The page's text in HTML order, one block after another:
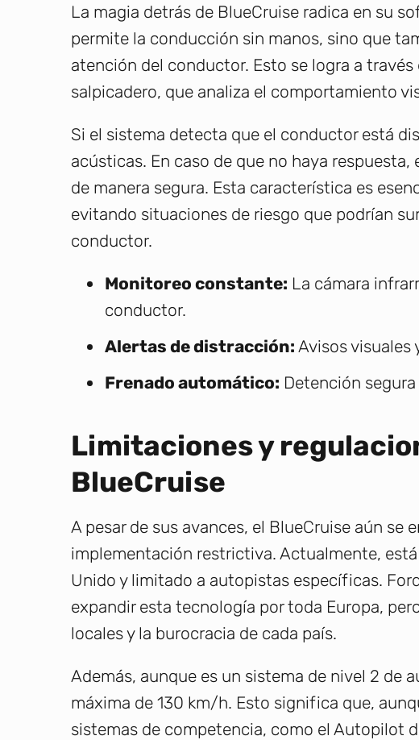
La magia detrás de BlueCruise radica en su
permite la conducción sin manos, sino que
atención del conductor. Esto se logra a
salpicadero, que analiza el comportamiento
Si el sistema detecta que el conductor está
acústicas. En caso de que no haya
de manera segura. Esta característica es
evitando situaciones de riesgo que podrían
conductor.
Monitoreo constante: La cámara
conductor.
Alertas de distracción: Avisos visuales
Frenado automático: Detención
Limitaciones y
BlueCruise
A pesar de sus avances, el BlueCruise aún se
implementación restrictiva. Actualmente,
Unido y limitado a autopistas específicas.
expandir esta tecnología por toda Europa,
locales y la burocracia de cada país.
Además, aunque es un sistema de nivel 2 de
máxima de 130 km/h. Esto significa que,
sistemas de competencia, como el Autopilot